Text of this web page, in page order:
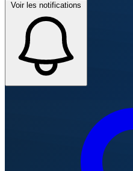
Voir les notifications